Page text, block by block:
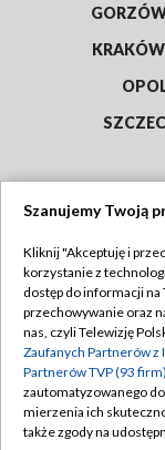
KRAKÓW
Abonament TVP
Emisja w TVP
Centrum
Naziemna
Szanujemy Twoją
Kliknij "Akceptuję i
korzystanie z
dostęp do informacji
przechowywanie oraz
nas, czyli Telewizję
Zaufanych Partnerów z
Partnerów TVP (93 firm)
zautomatyzowanego
mierzenia ich
także zgody na